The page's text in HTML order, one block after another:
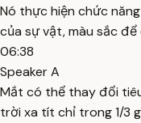
Nó thực hiện chức
của sự vật, màu sắc
06:38
Speaker A
Mắt có thể thay đổi
trời xa tít chỉ trong 1/3